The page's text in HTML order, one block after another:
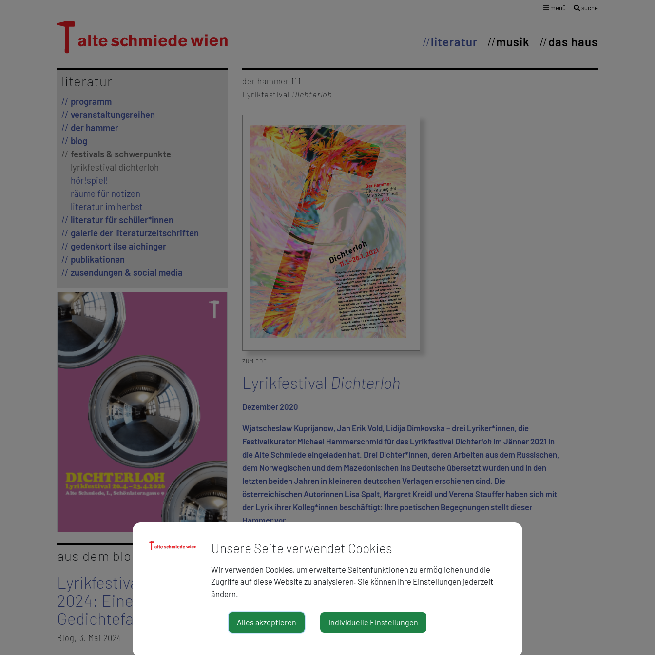
menü suche
literatur musik das haus
literatur
programm
veranstaltungsreihen
der hammer
blog
festivals & schwerpunkte
lyrikfestival dichterloh
hör!spiel!
räume für notizen
literatur im herbst
literatur für schüler*innen
galerie der literaturzeitschriften
gedenkort ilse aichinger
publikationen
zusendungen & social media
aus dem blog
Lyrikfestival
Dichterloh
2024: Eine
Gedichtefahrt
Blog, 3. Mai 2024
der hammer 111
Lyrikfestival Dichterloh
ZUM PDF
Lyrikfestival Dichterloh
Dezember 2020
Wjatscheslaw Kuprijanow, Jan Erik Vold, Lidija Dimkovska – drei Lyriker*innen, die
Festivalkurator Michael Hammerschmid für das Lyrikfestival Dichterloh im Jänner 2021 in
die Alte Schmiede eingeladen hat. Drei Dichter*innen, deren Arbeiten aus dem Russischen,
dem Norwegischen und dem Mazedonischen ins Deutsche übersetzt wurden und in den
letzten beiden Jahren in kleineren deutschen Verlagen erschienen sind. Die
österreichischen Autorinnen Lisa Spalt, Margret Kreidl und Verena Stauffer haben sich mit
der Lyrik ihrer Kolleg*innen beschäftigt: Ihre poetischen Begegnungen stellt dieser
Hammer vor.
Unsere Seite verwendet Cookies
Wir verwenden Cookies, um erweiterte Seitenfunktionen zu ermöglichen und die
Zugriffe auf diese Website zu analysieren. Sie können Ihre Einstellungen jederzeit
ändern.
Alles akzeptieren Individuelle Einstellungen